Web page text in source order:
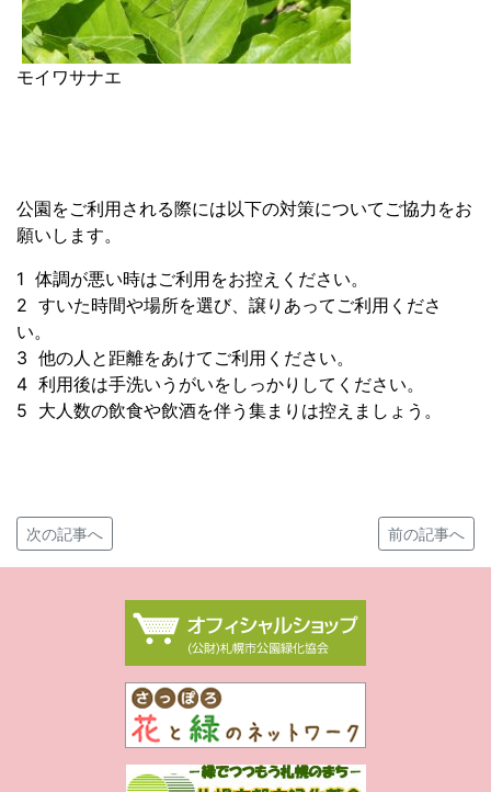
モイワサナエ
公園をご利用される際には以下の対策についてご協力をお
願いします。
1 体調が悪い時はご利用をお控えください。
2 すいた時間や場所を選び、譲りあってご利用くださ
い。
3 他の人と距離をあけてご利用ください。
4 利用後は手洗いうがいをしっかりしてください。
5 大人数の飲食や飲酒を伴う集まりは控えましょう。
次の記事へ 前の記事へ